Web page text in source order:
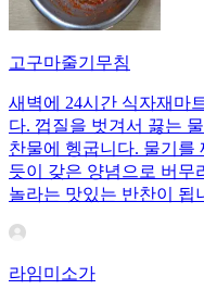
고구마줄기무침
새벽에 24시간 식자재마
다. 껍질을 벗겨서 끓는
찬물에 헹굽니다. 물기를
듯이 갖은 양념으로 버무
놀라는 맛있는 반찬이 됩
라임미소가